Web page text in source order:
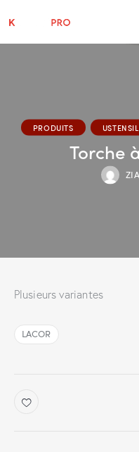
PRODUITS
Torche
Plusieurs variantes
LACOR